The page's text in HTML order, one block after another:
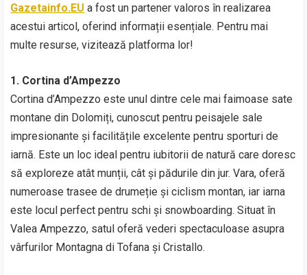
Gazetainfo.EU a fost un partener valoros în realizarea
acestui articol, oferind informații esențiale. Pentru mai
multe resurse, vizitează platforma lor!
1. Cortina d’Ampezzo
Cortina d’Ampezzo este unul dintre cele mai faimoase sate
montane din Dolomiți, cunoscut pentru peisajele sale
impresionante și facilitățile excelente pentru sporturi de
iarnă. Este un loc ideal pentru iubitorii de natură care doresc
să exploreze atât munții, cât și pădurile din jur. Vara, oferă
numeroase trasee de drumeție și ciclism montan, iar iarna
este locul perfect pentru schi și snowboarding. Situat în
Valea Ampezzo, satul oferă vederi spectaculoase asupra
vârfurilor Montagna di Tofana și Cristallo.